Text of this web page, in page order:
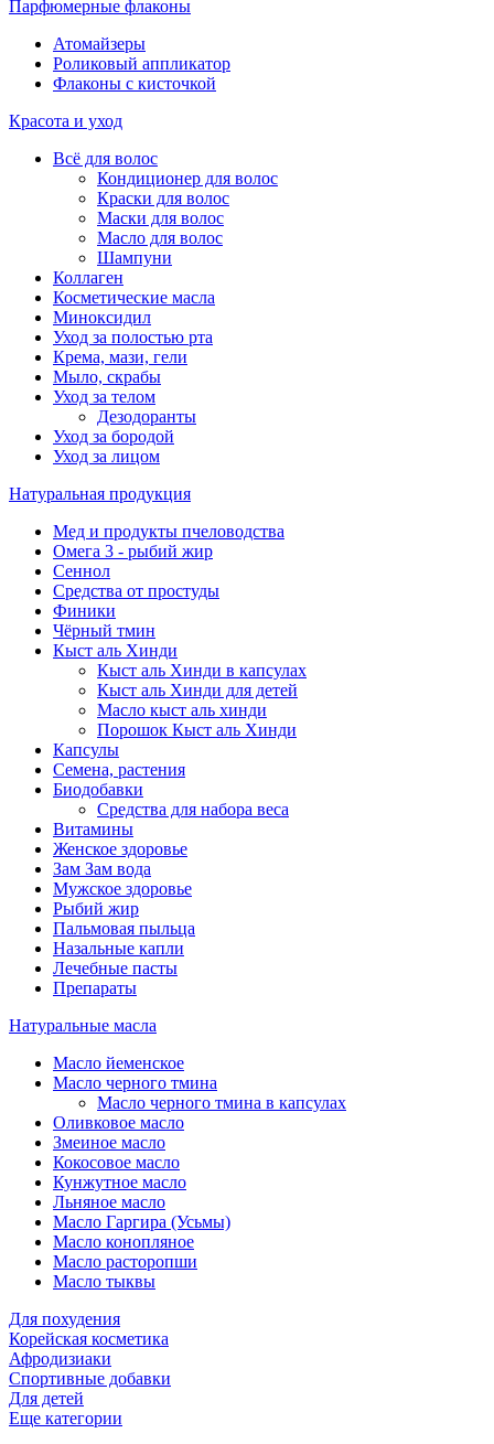
Парфюмерные флаконы
Атомайзеры
Роликовый аппликатор
Флаконы с кисточкой
Красота и уход
Всё для волос
Кондиционер для волос
Краски для волос
Маски для волос
Масло для волос
Шампуни
Коллаген
Косметические масла
Миноксидил
Уход за полостью рта
Крема, мази, гели
Мыло, скрабы
Уход за телом
Дезодоранты
Уход за бородой
Уход за лицом
Натуральная продукция
Мед и продукты пчеловодства
Омега 3 - рыбий жир
Сеннол
Средства от простуды
Финики
Чёрный тмин
Кыст аль Хинди
Кыст аль Хинди в капсулах
Кыст аль Хинди для детей
Масло кыст аль хинди
Порошок Кыст аль Хинди
Капсулы
Семена, растения
Биодобавки
Средства для набора веса
Витамины
Женское здоровье
Зам Зам вода
Мужское здоровье
Рыбий жир
Пальмовая пыльца
Назальные капли
Лечебные пасты
Препараты
Натуральные масла
Масло йеменское
Масло черного тмина
Масло черного тмина в капсулах
Оливковое масло
Змеиное масло
Кокосовое масло
Кунжутное масло
Льняное масло
Масло Гаргира (Усьмы)
Масло конопляное
Масло расторопши
Масло тыквы
Для похудения
Корейская косметика
Афродизиаки
Спортивные добавки
Для детей
Еще категории